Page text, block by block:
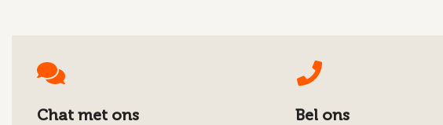
Chat met ons Bel ons